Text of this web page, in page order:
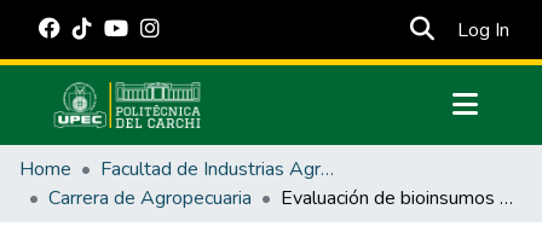
Log In
Communities & Collections
All of DSpace
Home
Facultad de Industrias Agropecuarias y Ciencias Ambientales
Carrera de Agropecuaria
Evaluación de bioinsumos orgánicos en distintas dosificaciones en el cultivo de maíz (Zea Mays. L)variedad forrajera en el Centro Experimental San Francisco - Huaca.